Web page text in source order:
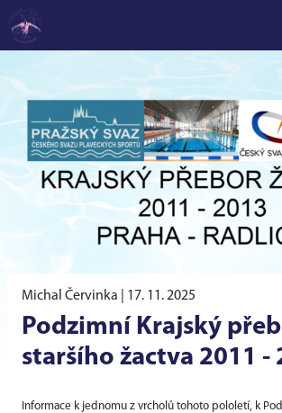
Michal Červinka | 17. 11. 2025
Podzimní Krajský
staršího žactva 2011 -
Informace k jednomu z vrcholů tohoto pololetí, k